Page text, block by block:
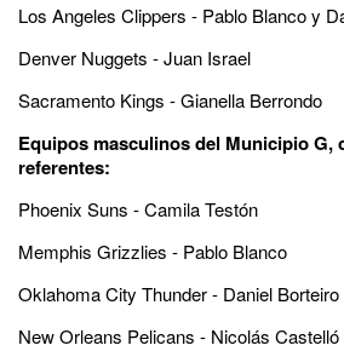
Los Angeles Clippers - Pablo Blanco y
Denver Nuggets - Juan Israel
Sacramento Kings - Gianella Berrondo
Equipos masculinos del Municipio G,
referentes:
Phoenix Suns - Camila Testón
Memphis Grizzlies - Pablo Blanco
Oklahoma City Thunder - Daniel Borteiro
New Orleans Pelicans - Nicolás